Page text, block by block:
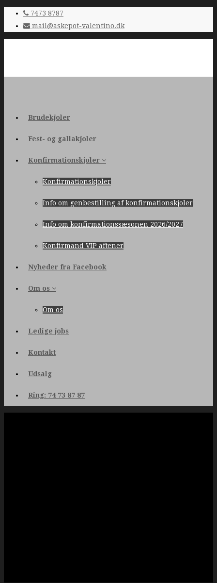
7473 8787
mail@askepot-valentino.dk
Brudekjoler
Fest- og gallakjoler
Konfirmationskjoler
Konfirmationskjoler
Info om genbestilling af konfirmationskjoler
Info om konfirmationssæsonen 2026/2027
Konfirmand VIP aftener
Nyheder fra Facebook
Om os
Om os
Ledige jobs
Kontakt
Udsalg
Ring: 74 73 87 87